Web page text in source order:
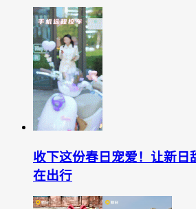
收下这份春日宠爱！让新日
在出行